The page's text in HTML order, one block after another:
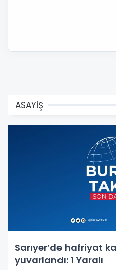
ASAYİŞ
Sarıyer’de hafriyat
yuvarlandı: 1 Yaralı